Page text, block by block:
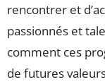
rencontrer et
passionnés et
comment ces
de futures